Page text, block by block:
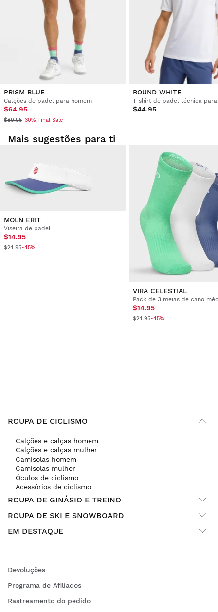
fácil e rápida um artigo da sua encomenda.
Emitir o seu reembolso para o método de
pagamento original
Desde
PRISM BLUE
Calções de padel para homem
$64.95
$89.95-30% Final Sale
ROUND WHITE
T-shirt de padel técnica para
$44.95
Mais sugestões para ti
MOLN ERIT
Viseira de padel
$14.95
$24.95-45%
VIRA CELESTIAL
$14.95
$24.95-45%
ROUPA DE CICLISMO
Calções e calças homem
Calções e calças mulher
Camisolas homem
Camisolas mulher
Óculos de ciclismo
Acessórios de ciclismo
ROUPA DE GINÁSIO E TREINO
ROUPA DE SKI E SNOWBOARD
EM DESTAQUE
Devoluções
Programa de Afiliados
Rastreamento do pedido